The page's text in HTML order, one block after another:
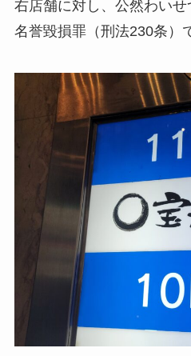
右店舗に対し、公然わい
名誉毀損罪（刑法230条）